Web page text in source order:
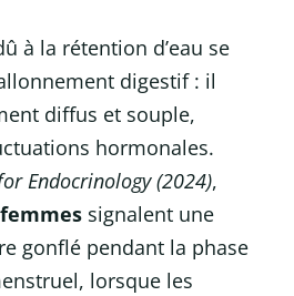
à la rétention d’eau se
digestif : il
diffus et souple,
hormonales.
Endocrinology (2024),
signalent une
gonflé pendant la phase
lorsque les